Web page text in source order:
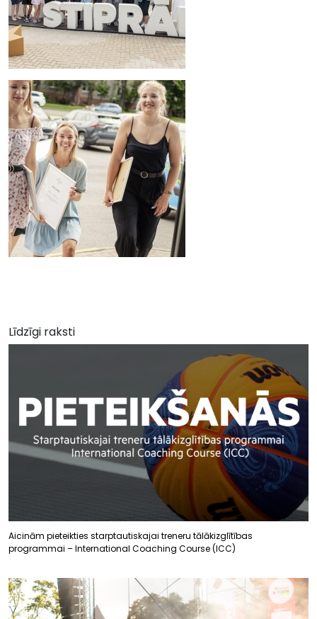
Līdzīgi raksti
Aicinām pieteikties starptautiskajai treneru tālākizglītības
programmai – International Coaching Course (ICC)